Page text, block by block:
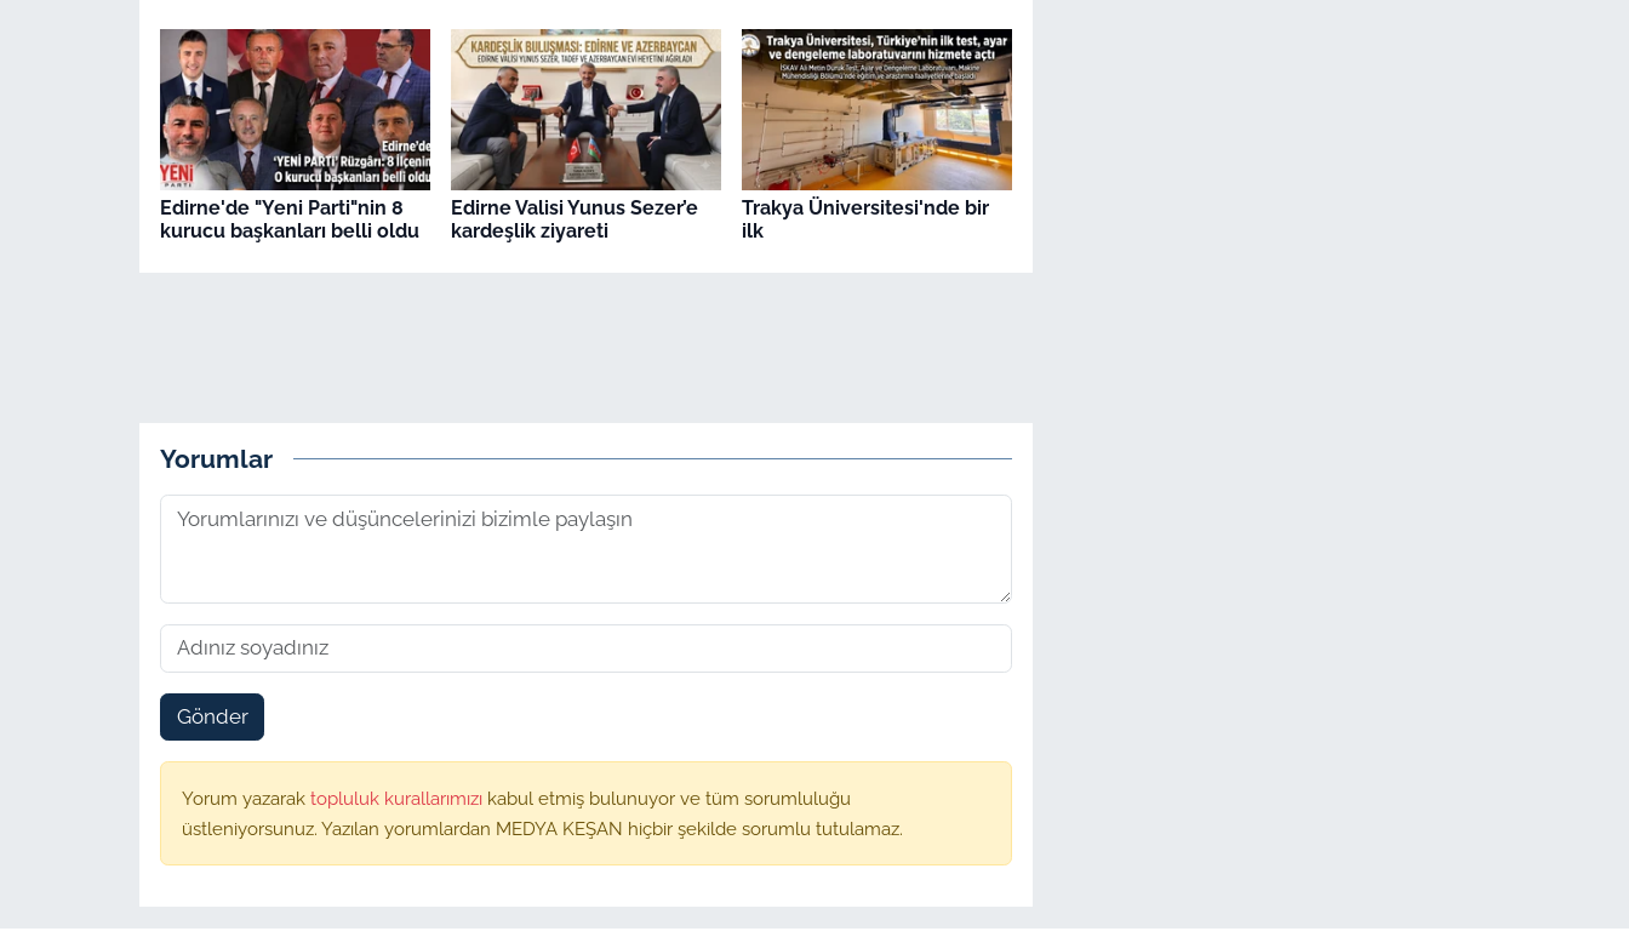
Edirne'de "Yeni Parti"nin 8
kurucu başkanları belli oldu
Edirne Valisi Yunus Sezer’e
kardeşlik ziyareti
Trakya Üniversitesi'nde bir
ilk
Yorumlar
Gönder
Yorum yazarak topluluk kurallarımızı kabul etmiş bulunuyor ve tüm sorumluluğu
üstleniyorsunuz. Yazılan yorumlardan MEDYA KEŞAN hiçbir şekilde sorumlu tutulamaz.